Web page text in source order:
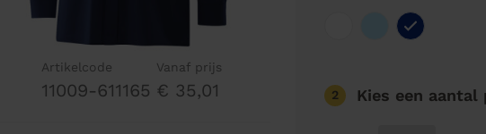
Artikelcode
11009-611165
Vanaf prijs
€ 35,01 2 Kies een aantal